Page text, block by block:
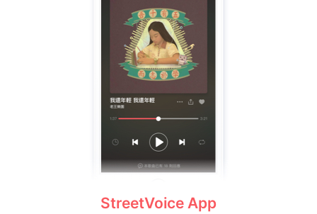
StreetVoice App